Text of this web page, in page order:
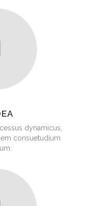
dynamicus,
consuetudium